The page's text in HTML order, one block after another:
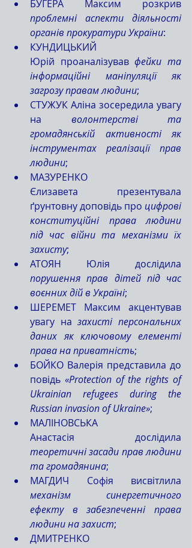
проблемні аспекти діяльності
органів прокуратури України:
КУНДИЦЬКИЙ
Юрій проаналізував фейки та
інформаційні маніпуляції як
загрозу правам людини;
СТУЖУК Аліна зосередила увагу
на волонтерстві та
громадянській активності як
інструментах реалізації прав
людини;
МАЗУРЕНКО
Єлизавета презентувала
ґрунтовну доповідь про цифрові
конституційні права людини
під час війни та механізми їх
захисту;
порушення прав дітей під час
воєнних дій в Україні;
ШЕРЕМЕТ Максим акцентував
увагу на захисті персональних
даних як ключовому елементі
права на приватність;
БОЙКО Валерія представила до
повідь «Protection of the rights of
Ukrainian refugees during the
Russian invasion of Ukraine»;
МАЛІНОВСЬКА
теоретичні засади прав людини
та громадянина;
механізм синергетичного
ефекту в забезпеченні права
людини на захист;
ДМИТРЕНКО